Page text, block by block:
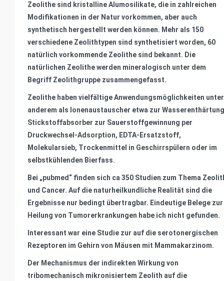
Zeolithe sind kristalline Alumosilikate, die in zahlreichen
Modifikationen in der Natur vorkommen, aber auch
synthetisch hergestellt werden können. Mehr als 150
verschiedene Zeolithtypen sind synthetisiert worden, 60
natürlich vorkommende Zeolithe sind bekannt. Die
natürlichen Zeolithe werden mineralogisch unter dem
Begriff Zeolithgruppe zusammengefasst.
Zeolithe haben vielfältige Anwendungsmöglichkeiten unter
anderem als Ionenaustauscher etwa zur
Stickstoffabsorber zur Sauerstoffgewinnung per
Druckwechsel-Adsorption, EDTA-Ersatzstoff,
Molekularsieb, Trockenmittel in Geschirrspülern oder im
selbstkühlenden Bierfass.
Bei „pubmed“ finden sich ca 350 Studien zum Thema
und Cancer. Auf die naturheilkundliche Realität sind die
Ergebnisse nur bedingt übertragbar. Eindeutige Belege zur
Heilung von Tumorerkrankungen habe ich nicht gefunden.
Interessant war eine Studie zur auf die serotonergischen
Rezeptoren im Gehirn von Mäusen mit Mammakarzinom.
Der Mechanismus der indirekten Wirkung von
tribomechanisch mikronisiertem Zeolith auf die